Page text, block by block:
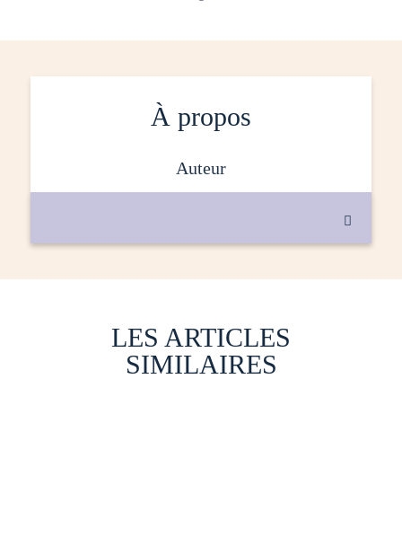
À propos
auteur

LES ARTICLES
SIMILAIRES